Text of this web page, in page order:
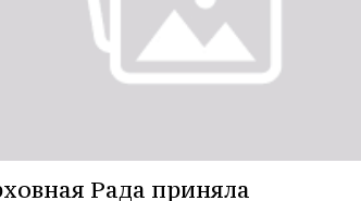
Рада приняла